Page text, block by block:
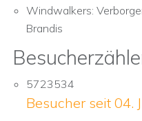
Windwalkers:
Brandis
5723534
Besucher seit 04.